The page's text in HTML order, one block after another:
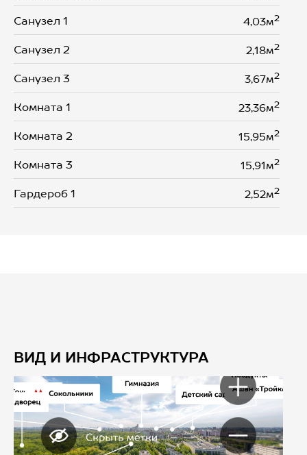
Санузел 1 4,03м2
Санузел 2 2,18м2
Санузел 3 3,67м2
Комната 1 23,36м2
Комната 2 15,95м2
Комната 3 15,91м2
Гардероб 1 2,52м2
ВИД И ИНФРАСТРУКТУРА